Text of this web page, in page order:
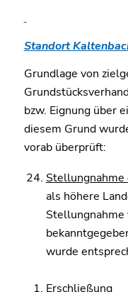
Standort
Grundlage von
bzw. Eignung über
diesem Grund
vorab überprüft:
Stellungnahme
als höhere
wurde
Erschließung